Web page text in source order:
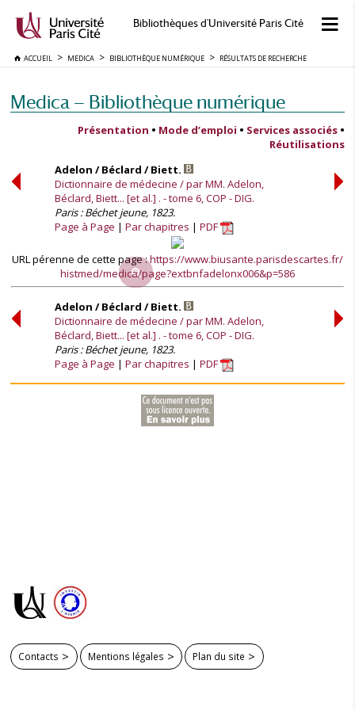
Bibliothèques d'Université Paris Cité
ACCUEIL MEDICA BIBLIOTHÈQUE NUMÉRIQUE RÉSULTATS DE RECHERCHE
Medica — Bibliothèque numérique
Présentation • Mode d’emploi • Services associés •
Réutilisations
Adelon / Béclard / Biett.
Dictionnaire de médecine / par MM. Adelon,
Béclard, Biett... [et al.] . - tome 6, COP - DIG.
Paris : Béchet jeune, 1823.
Page à Page
Par chapitres PDF
URL pérenne de cette page :https://www.biusante.parisdescartes.fr/
histmed/medica/page?extbnfadelonx006&p=586
Adelon / Béclard / Biett.
Dictionnaire de médecine / par MM. Adelon,
Béclard, Biett... [et al.] . - tome 6, COP - DIG.
Paris : Béchet jeune, 1823.
Page à Page
Par chapitres PDF
Contacts Mentions légales Plan du site